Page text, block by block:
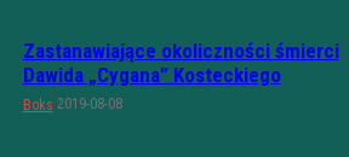
Zastanawiające okoliczności śmierci
Dawida „Cygana” Kosteckiego
Boks 2019-08-08